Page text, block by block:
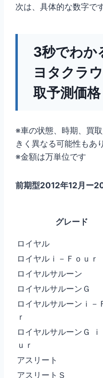
次は、具体的な数字で
3秒でわか
ヨタクラ
取予測価格
※車の状態、時期、買
きく異なる可能性もあ
※金額は万単位です
前期型2012年12月ー
グレード
ロイヤル
ロイヤルｉ－Ｆｏｕｒ
ロイヤルサルーン
ロイヤルサルーンＧ
ロイヤルサルーンｉ－
ｒ
ロイヤルサルーンＧ ｉ
ｕｒ
アスリート
アスリートＳ